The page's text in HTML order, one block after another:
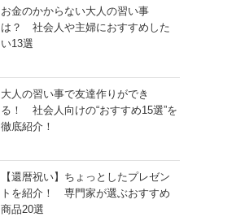
お金のかからない大人の習い事
は？ 社会人や主婦におすすめした
い13選
大人の習い事で友達作りができ
る！ 社会人向けの“おすすめ15選”を
徹底紹介！
【還暦祝い】ちょっとしたプレゼン
トを紹介！ 専門家が選ぶおすすめ
商品20選